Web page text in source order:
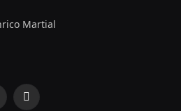
Martial
LinkedIn